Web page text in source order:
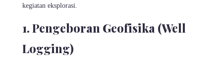
kegiatan eksplorasi.
1. Pengeboran Geofisika (Well
Logging)